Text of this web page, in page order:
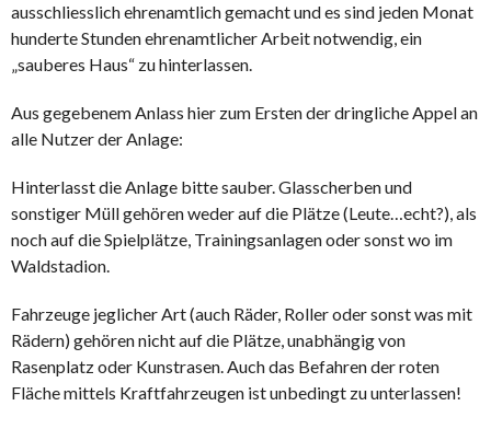
ausschliesslich ehrenamtlich gemacht und es sind jeden Monat
hunderte Stunden ehrenamtlicher Arbeit notwendig, ein
„sauberes Haus“ zu hinterlassen.
Aus gegebenem Anlass hier zum Ersten der dringliche Appel an
alle Nutzer der Anlage:
Hinterlasst die Anlage bitte sauber. Glasscherben und
sonstiger Müll gehören weder auf die Plätze (Leute…echt?), als
noch auf die Spielplätze, Trainingsanlagen oder sonst wo im
Waldstadion.
Fahrzeuge jeglicher Art (auch Räder, Roller oder sonst was mit
Rädern) gehören nicht auf die Plätze, unabhängig von
Rasenplatz oder Kunstrasen. Auch das Befahren der roten
Fläche mittels Kraftfahrzeugen ist unbedingt zu unterlassen!